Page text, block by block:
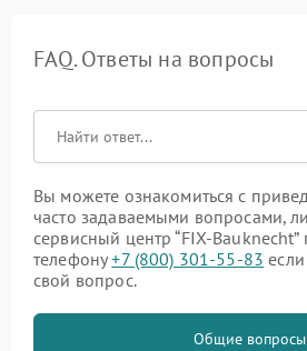
FAQ. Ответы на вопросы
Вы можете ознакомиться с
часто задаваемыми вопросами,
сервисный центр “FIX-
телефону+7 (800) 301-55-83
свой вопрос.
Общие вопросы